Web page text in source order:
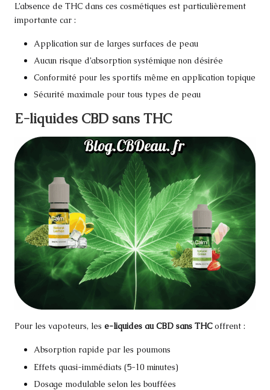
L’absence de THC dans ces cosmétiques est particulièrement
importante car :
Application sur de larges surfaces de peau
Aucun risque d’absorption systémique non désirée
Conformité pour les sportifs même en application topique
Sécurité maximale pour tous types de peau
E-liquides CBD sans THC
Pour les vapoteurs, les e-liquides au CBD sans THCoffrent :
Absorption rapide par les poumons
Effets quasi-immédiats (5-10 minutes)
Dosage modulable selon les bouffées